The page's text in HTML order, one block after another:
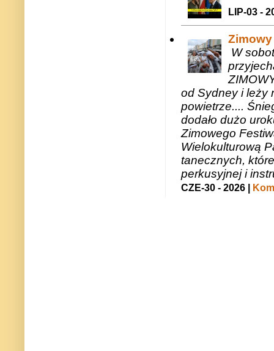
LIP-03 -
W
od Sydney i leży
powietrze....
dodało dużo
Zimowego
Wielokulturową
tanecznych,
perkusyjnej i
CZE-30 - 2026 |